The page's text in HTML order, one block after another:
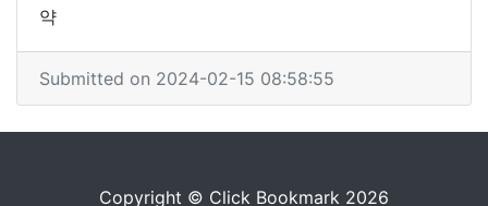
약
Submitted on 2024-02-15 08:58:55
Copyright © Click Bookmark 2026